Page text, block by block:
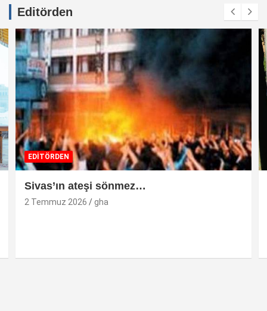
Editörden
EDİTÖRDEN
Sivas’ın ateşi sönmez…
2 Temmuz 2026 gha